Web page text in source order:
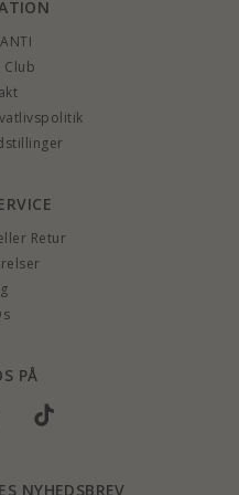
Club
Retur
PÅ
NYHEDSBREV